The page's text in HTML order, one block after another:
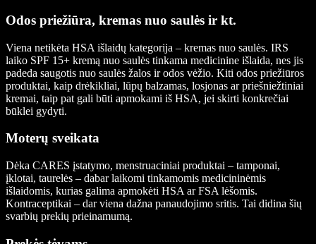
Odos priežiūra, kremas nuo saulės ir kt.
Viena netikėta HSA išlaidų kategorija – kremas nuo saulės. IRS
laiko SPF 15+ kremą nuo saulės tinkama medicinine išlaida, nes jis
padeda saugotis nuo saulės žalos ir odos vėžio. Kiti odos priežiūros
produktai, kaip drėkikliai, lūpų balzamas, losjonas ar priešniežtiniai
kremai, taip pat gali būti apmokami iš HSA, jei skirti konkrečiai
būklei gydyti.
Moterų sveikata
Dėka CARES įstatymo, menstruaciniai produktai – tamponai,
įklotai, taurelės – dabar laikomi tinkamomis medicininėmis
išlaidomis, kurias galima apmokėti HSA ar FSA lėšomis.
Kontraceptikai – dar viena dažna panaudojimo sritis. Tai didina šių
svarbių prekių prieinamumą.